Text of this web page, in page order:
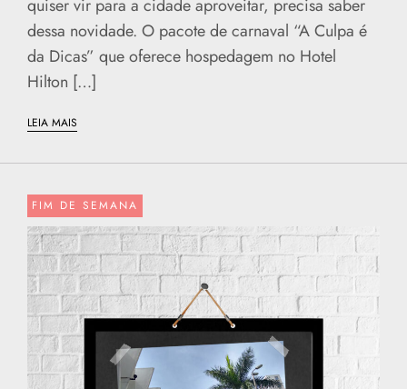
quiser vir para a cidade aproveitar, precisa saber
dessa novidade. O pacote de carnaval “A Culpa é
da Dicas” que oferece hospedagem no Hotel
Hilton […]
LEIA MAIS
FIM DE SEMANA